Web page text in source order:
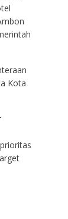
Kota